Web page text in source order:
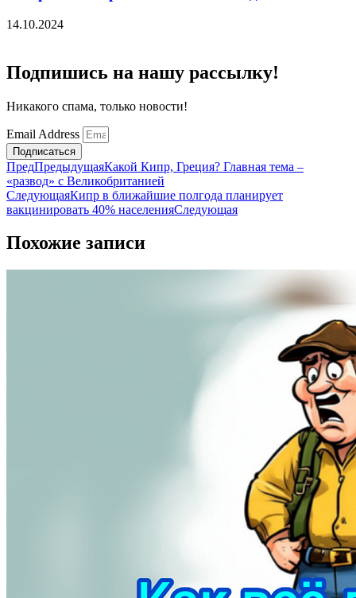
14.10.2024
Подпишись на нашу рассылку!
Никакого спама, только новости!
Email Address
Подписаться
ПредПредыдущаяКакой Кипр, Греция? Главная тема –
«развод» с Великобританией
СледующаяКипр в ближайшие полгода планирует
вакцинировать 40% населенияСледующая
Похожие записи